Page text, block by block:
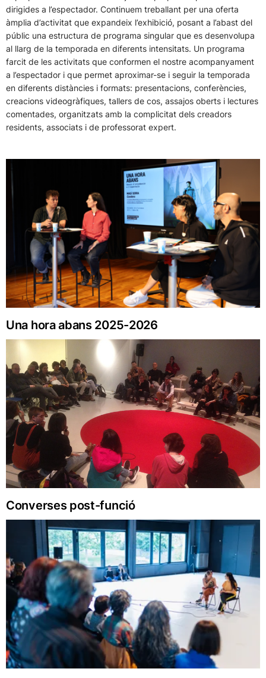
dirigides a l’espectador. Continuem treballant per una oferta
àmplia d’activitat que expandeix l’exhibició, posant a l’abast del
públic una estructura de programa singular que es desenvolupa
al llarg de la temporada en diferents intensitats. Un programa
farcit de les activitats que conformen el nostre acompanyament
a l’espectador i que permet aproximar-se i seguir la temporada
en diferents distàncies i formats: presentacions, conferències,
creacions videogràfiques, tallers de cos, assajos oberts i lectures
comentades, organitzats amb la complicitat dels creadors
residents, associats i de professorat expert.
Una hora abans 2025-2026
Converses post-funció